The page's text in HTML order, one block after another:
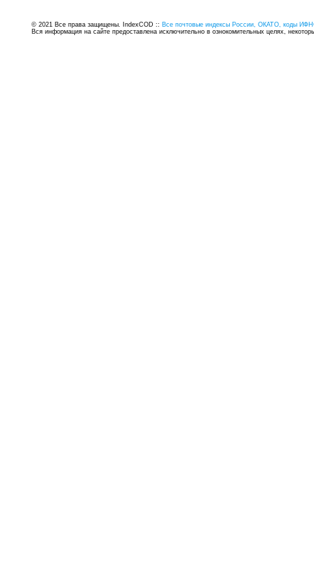
© 2021 Все права защищены. IndexCOD :: Все почтовые индексы России, ОКАТО, коды
Вся информация на сайте предоставлена исключительно в ознокомительных целях,